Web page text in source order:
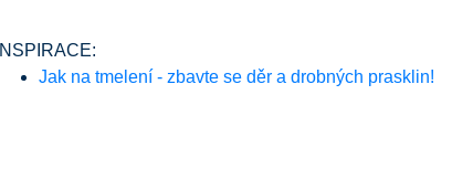
INSPIRACE:
Jak na tmelení - zbavte se děr a drobných prasklin!